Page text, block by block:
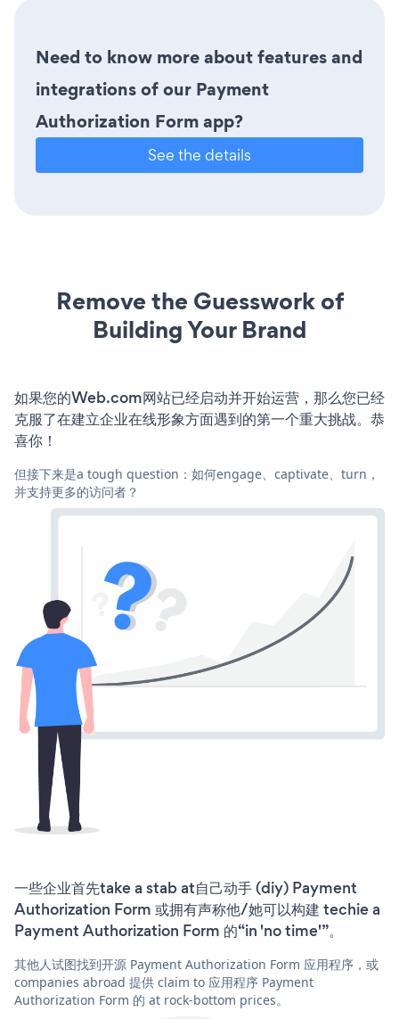
Need to know more about features and
integrations of our Payment
Authorization Form app?
See the details
Remove the Guesswork of
Building Your Brand
如果您的Web.com网站已经启动并开始运营，那么您已经
克服了在建立企业在线形象方面遇到的第一个重大挑战。恭
喜你！
但接下来是a tough question：如何engage、captivate、turn，
并支持更多的访问者？
一些企业首先take a stab at自己动手 (diy) Payment
Authorization Form 或拥有声称他/她可以构建 techie a
Payment Authorization Form 的“in 'no time'”。
其他人试图找到开源 Payment Authorization Form 应用程序，或
companies abroad 提供 claim to 应用程序 Payment
Authorization Form 的 at rock-bottom prices。